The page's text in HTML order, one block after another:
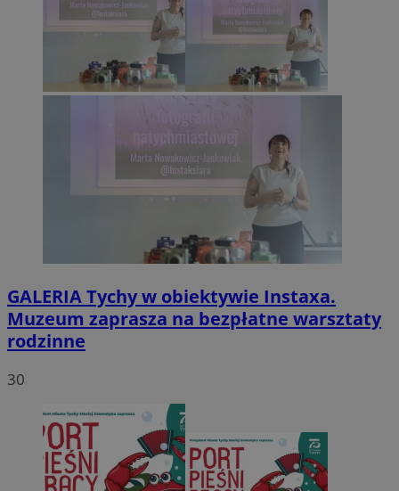
GALERIATychy w obiektywie Instaxa.
Muzeum zaprasza na bezpłatne warsztaty
rodzinne
30